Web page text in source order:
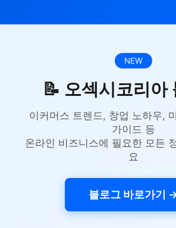
NEW
📝 오섹시코리아
이커머스 트렌드, 창업 노하우,
가이드 등
온라인 비즈니스에 필요한 모든
요
블로그 바로가기